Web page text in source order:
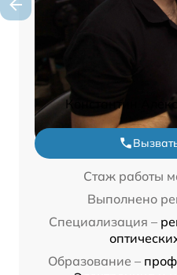
Константин
Стаж работы
Выполнено
Специализация –
Образование –